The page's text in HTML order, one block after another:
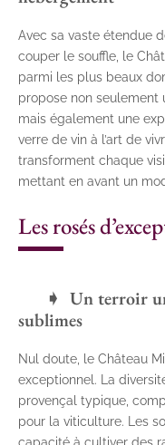
Avec sa vaste étendue
couper le souffle, le
parmi les plus beaux
propose non seulement
mais également une
verre de vin à l’art de
transforment chaque
mettant en avant un
Les rosés
Un terroir
sublimes
Nul doute, le Château
exceptionnel. La
provençal typique,
pour la viticulture. Les